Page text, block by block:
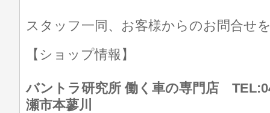
スタッフ一同、お客様からのお問合せ
【ショップ情報】
バントラ研究所 働く車の専門店
瀬市本蓼川